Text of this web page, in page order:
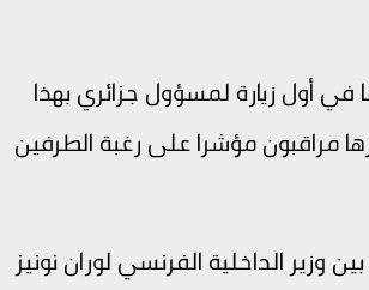
في أول زيارة لمسؤول جزائري بهذا
عام 2024، في خطوة اعتبرها مراقبون مؤشرا على رغبة الطرفين
وزير الداخلية الفرنسي لوران نونيز